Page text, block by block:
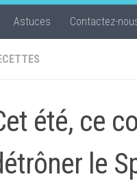
Astuces Contactez-
été, ce
le